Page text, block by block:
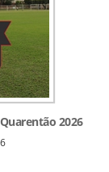
2026